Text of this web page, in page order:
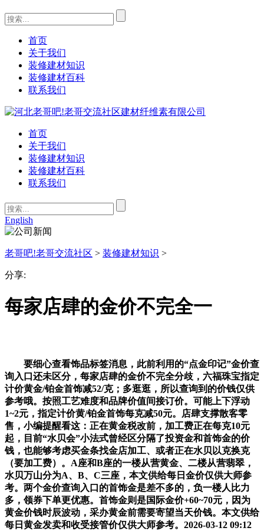
首页
关于我们
装修建材知识
装修建材百科
联系我们
首页
关于我们
装修建材知识
装修建材百科
联系我们
English
老哥吧!老哥交流社区 > 装修建材知识 >
分享:
每家店肆的金价不完全一
要细心查看饰品标签消息，此前利用的“点金印记”金价查
询入口还未区分，每家店肆的金价不完全分歧，六福珠宝指定
计价黄金/铂金首饰减52/克；多逛逛，所以查询到的价钱仅供
参考哦。按照工艺难度和品牌价值间接订价。可能上下浮动
1~2元，指定计价黄/铂金首饰每克减50元。店肆支撑散客零
售，小编提醒看这：正在黄金税改前，加工费正在每克10元
起，目前“水贝会”小法式曾经区分隔了投资金和首饰金的价
钱，也能够考虑买金条找金店加工、或者正在水贝以克换克
（要加工费）。A座和B座的一楼从营黄金、二楼从营翡翠，
水贝万山分为A、B、C三座，本文供给每日金价仅供大师参
考。两个金价查询入口的首饰金是差不多的，负一楼人比力
多，领券下单更优惠。首饰金则是国际金价+60~70元，因为
黄金价钱时辰波动，采办黄金前需要寄望当天价钱。本文供给
每日黄金发卖和收受接管价仅供大师参考。2026-03-12 09:12